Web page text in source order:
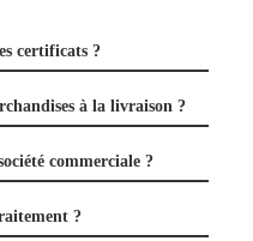
certificats ?
à la livraison ?
commerciale ?
?